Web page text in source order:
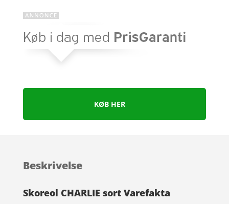
KØB HER
Beskrivelse
Skoreol CHARLIE sort Varefakta